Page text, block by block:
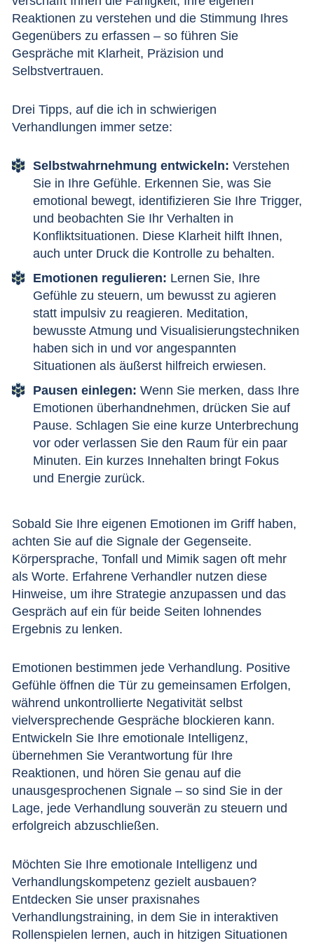
Reaktionen zu verstehen und die Stimmung Ihres
Gegenübers zu erfassen – so führen Sie
Gespräche mit Klarheit, Präzision und
Selbstvertrauen.
Drei Tipps, auf die ich in schwierigen
Verhandlungen immer setze:
Selbstwahrnehmung entwickeln: Verstehen
Sie in Ihre Gefühle. Erkennen Sie, was Sie
emotional bewegt, identifizieren Sie Ihre Trigger,
und beobachten Sie Ihr Verhalten in
Konfliktsituationen. Diese Klarheit hilft Ihnen,
auch unter Druck die Kontrolle zu behalten.
Emotionen regulieren: Lernen Sie, Ihre
Gefühle zu steuern, um bewusst zu agieren
statt impulsiv zu reagieren. Meditation,
bewusste Atmung und Visualisierungstechniken
haben sich in und vor angespannten
Situationen als äußerst hilfreich erwiesen.
Pausen einlegen: Wenn Sie merken, dass Ihre
Emotionen überhandnehmen, drücken Sie auf
Pause. Schlagen Sie eine kurze Unterbrechung
vor oder verlassen Sie den Raum für ein paar
Minuten. Ein kurzes Innehalten bringt Fokus
und Energie zurück.
Sobald Sie Ihre eigenen Emotionen im Griff haben,
achten Sie auf die Signale der Gegenseite.
Körpersprache, Tonfall und Mimik sagen oft mehr
als Worte. Erfahrene Verhandler nutzen diese
Hinweise, um ihre Strategie anzupassen und das
Gespräch auf ein für beide Seiten lohnendes
Ergebnis zu lenken.
Emotionen bestimmen jede Verhandlung. Positive
Gefühle öffnen die Tür zu gemeinsamen Erfolgen,
während unkontrollierte Negativität selbst
vielversprechende Gespräche blockieren kann.
Entwickeln Sie Ihre emotionale Intelligenz,
übernehmen Sie Verantwortung für Ihre
Reaktionen, und hören Sie genau auf die
unausgesprochenen Signale – so sind Sie in der
Lage, jede Verhandlung souverän zu steuern und
erfolgreich abzuschließen.
Möchten Sie Ihre emotionale Intelligenz und
Verhandlungskompetenz gezielt ausbauen?
Entdecken Sie unser praxisnahes
Verhandlungstraining, in dem Sie in interaktiven
Rollenspielen lernen, auch in hitzigen Situationen